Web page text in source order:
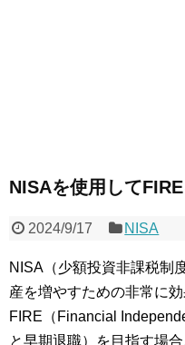
NISAを使用して
2024/9/17 NISA
NISA（少額投資非課税制
産を増やすための非常に効
FIRE（Financial
と早期退職）を目指す場